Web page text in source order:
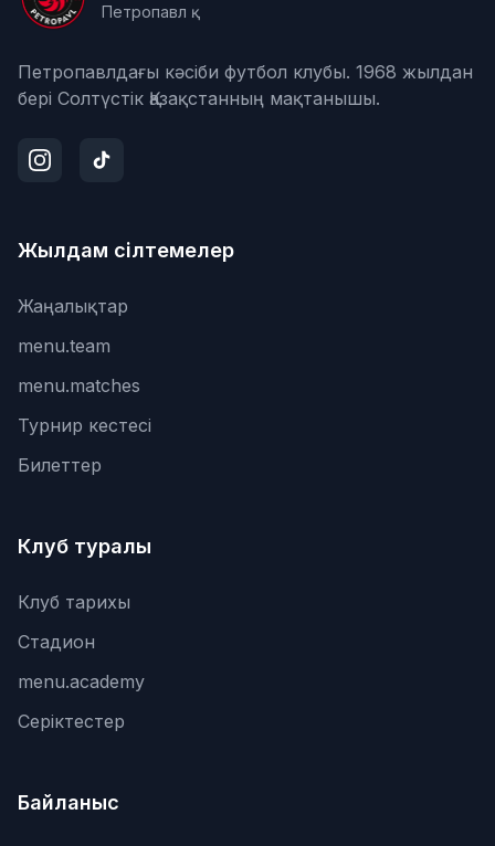
Петропавл қ.
Петропавлдағы кәсіби футбол клубы. 1968 жылдан
бері Солтүстік Қазақстанның мақтанышы.
Жылдам сілтемелер
Жаңалықтар
menu.team
menu.matches
Турнир кестесі
Билеттер
Клуб туралы
Клуб тарихы
Стадион
menu.academy
Серіктестер
Байланыс